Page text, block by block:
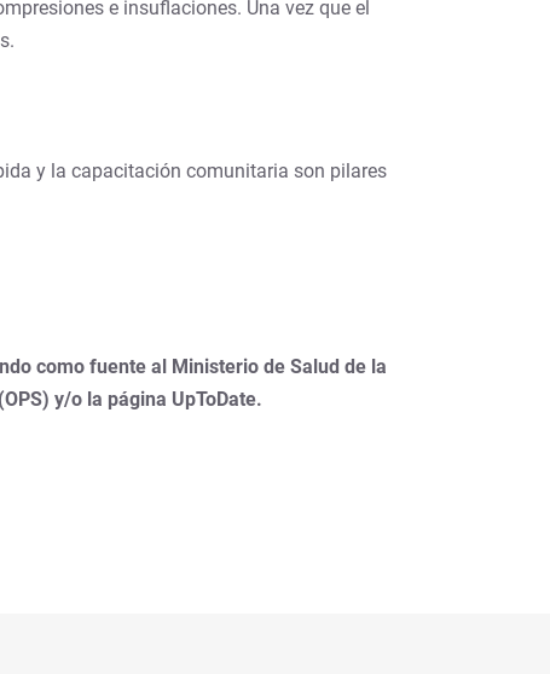
e insuflaciones. Una vez que el
y la capacitación comunitaria son pilares
como fuente al Ministerio de Salud de la
y/o la página UpToDate.